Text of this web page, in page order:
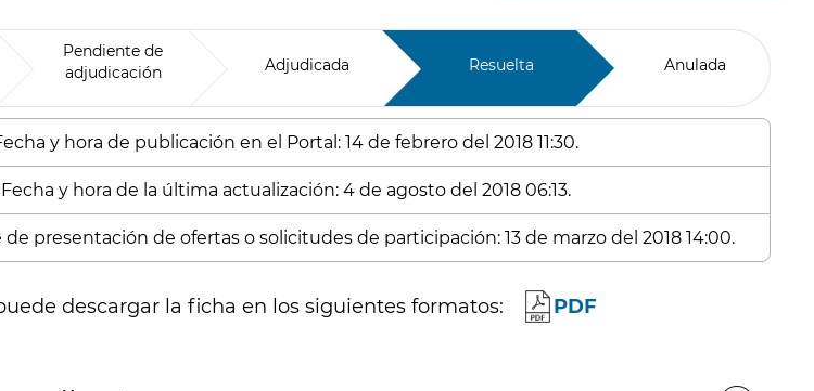
Pendiente de
adjudicación
Adjudicada Resuelta Anulada
y hora de publicación en el Portal: 14 de febrero del 2018 11:30.
Fecha y hora de la última actualización: 4 de agosto del 2018 06:13.
presentación de ofertas o solicitudes de participación: 13 de marzo del 2018 14:00.
descargar la ficha en los siguientes formatos: PDF